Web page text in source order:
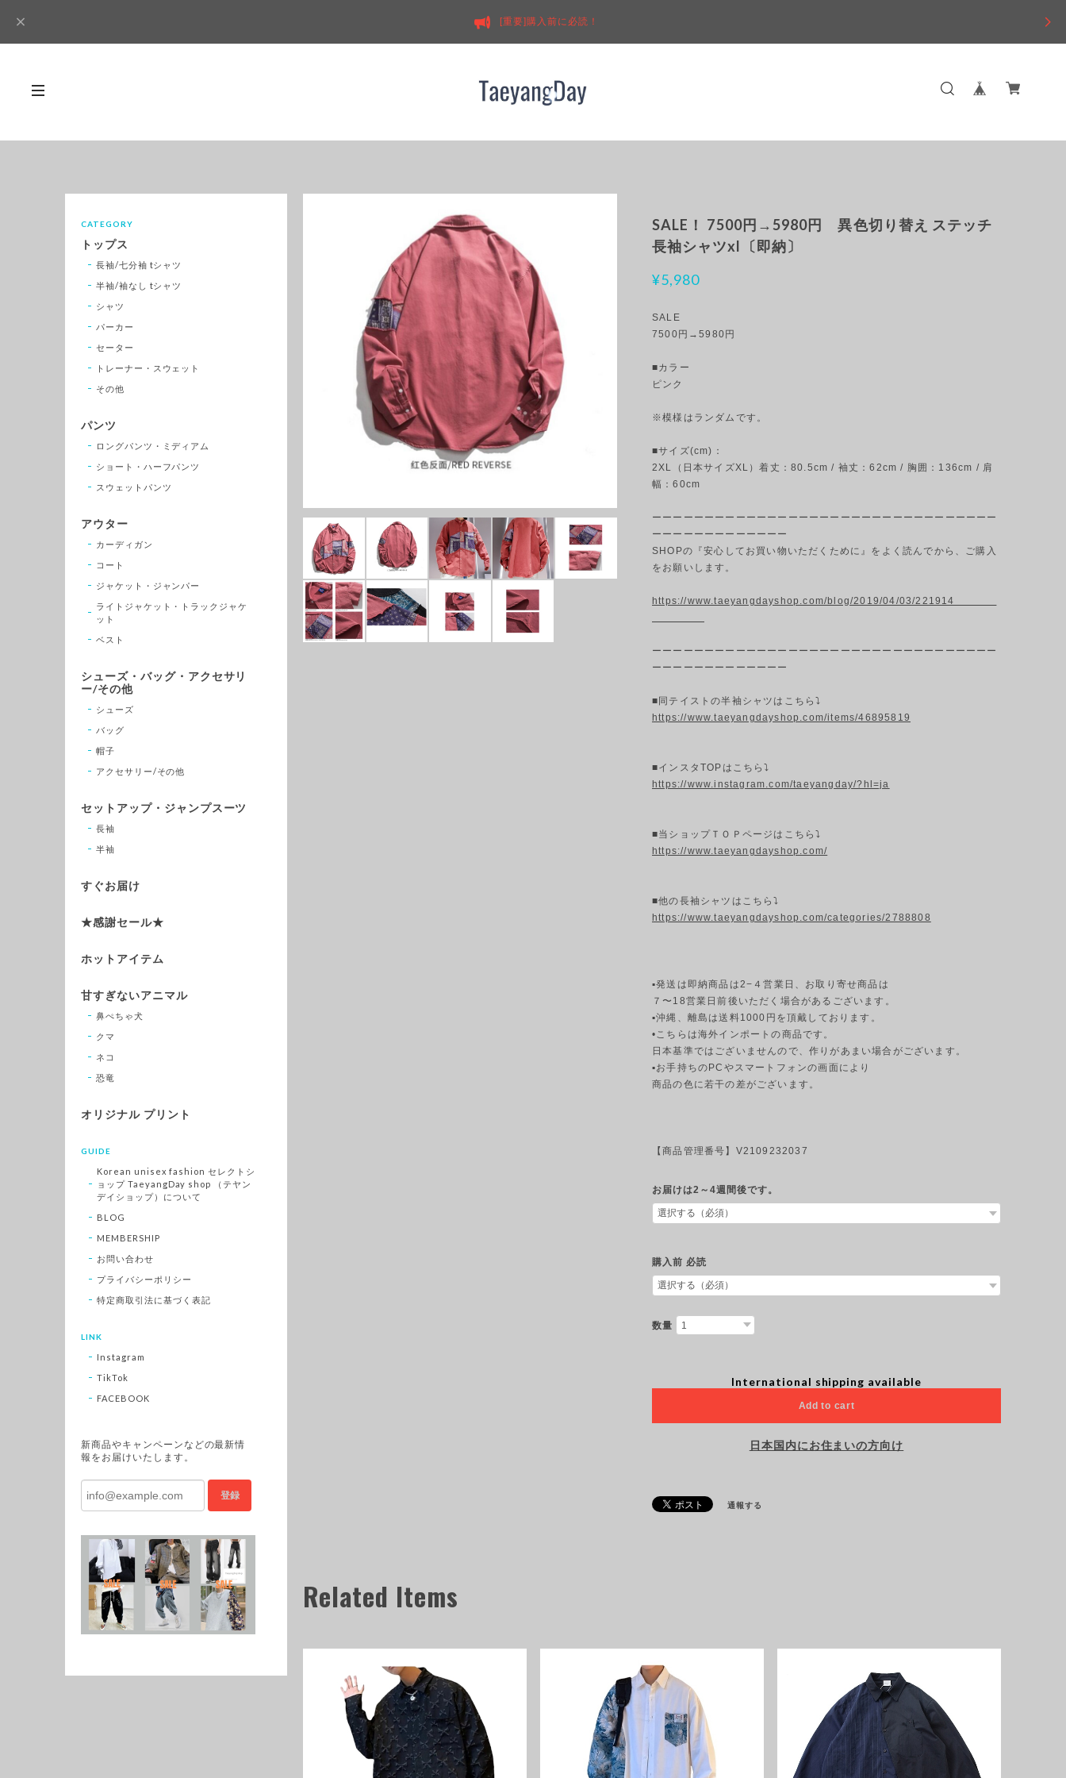
[重要]購入前に必読！
SALE！ 7500円→5980円 異色切り替え ステッチ
長袖シャツxl〔即納〕
¥5,980
SALE
7500円→5980円
■カラー
ピンク
※模様はランダムです。
■サイズ(cm)：
2XL（日本サイズXL）着丈：80.5cm / 袖丈：62cm / 胸囲：136cm / 肩
幅：60cm
ーーーーーーーーーーーーーーーーーーーーーーーーーーーーーーーーー
ーーーーーーーーーーーーー
SHOPの『安心してお買い物いただくために』をよく読んでから、ご購入
をお願いします。
https://www.taeyangdayshop.com/blog/2019/04/03/221914
ーーーーーーーーーーーーーーーーーーーーーーーーーーーーーーーーー
ーーーーーーーーーーーーー
■同テイストの半袖シャツはこちら⤵
https://www.taeyangdayshop.com/items/46895819
■インスタTOPはこちら⤵
https://www.instagram.com/taeyangday/?hl=ja
■当ショップＴＯＰページはこちら⤵
https://www.taeyangdayshop.com/
■他の長袖シャツはこちら⤵
https://www.taeyangdayshop.com/categories/2788808
▪発送は即納商品は2−４営業日、お取り寄せ商品は
７〜18営業日前後いただく場合があるございます。
▪︎沖縄、離島は送料1000円を頂戴しております。
•こちらは海外インポートの商品です。
日本基準ではございませんので、作りがあまい場合がございます。
▪︎お手持ちのPCやスマートフォンの画面により
商品の色に若干の差がございます。
【商品管理番号】V2109232037
お届けは2～4週間後です。
購入前 必読
数量
International shipping available
Add to cart
日本国内にお住まいの方向け
通報する
Related Items
CATEGORY
トップス
長袖/七分袖 tシャツ
半袖/袖なし tシャツ
シャツ
パーカー
セーター
トレーナー・スウェット
その他
パンツ
ロングパンツ・ミディアム
ショート・ハーフパンツ
スウェットパンツ
アウター
カーディガン
コート
ジャケット・ジャンパー
ライトジャケット・トラックジャケ
ット
ベスト
シューズ・バッグ・アクセサリ
ー/その他
シューズ
バッグ
帽子
アクセサリー/その他
セットアップ・ジャンプスーツ
長袖
半袖
すぐお届け
★感謝セール★
ホットアイテム
甘すぎないアニマル
鼻ぺちゃ犬
クマ
ネコ
恐竜
オリジナル プリント
GUIDE
Korean unisex fashion セレクトシ
ョップ TaeyangDay shop （テヤン
デイショップ）について
BLOG
MEMBERSHIP
お問い合わせ
プライバシーポリシー
特定商取引法に基づく表記
LINK
Instagram
TikTok
FACEBOOK
新商品やキャンペーンなどの最新情
報をお届けいたします。
登録